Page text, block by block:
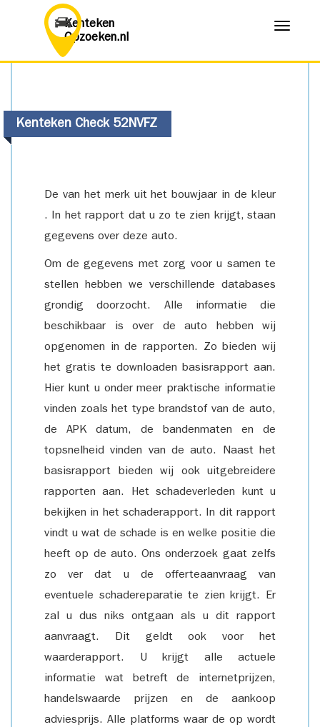
Kenteken
Opzoeken.nl
Menu
Kenteken Check 52NVFZ
De van het merk uit het bouwjaar in de kleur
. In het rapport dat u zo te zien krijgt, staan
gegevens over deze auto.
Om de gegevens met zorg voor u samen te
stellen hebben we verschillende databases
grondig doorzocht. Alle informatie die
beschikbaar is over de auto hebben wij
opgenomen in de rapporten. Zo bieden wij
het gratis te downloaden basisrapport aan.
Hier kunt u onder meer praktische informatie
vinden zoals het type brandstof van de auto,
de APK datum, de bandenmaten en de
topsnelheid vinden van de auto. Naast het
basisrapport bieden wij ook uitgebreidere
rapporten aan. Het schadeverleden kunt u
bekijken in het schaderapport. In dit rapport
vindt u wat de schade is en welke positie die
heeft op de auto. Ons onderzoek gaat zelfs
zo ver dat u de offerteaanvraag van
eventuele schadereparatie te zien krijgt. Er
zal u dus niks ontgaan als u dit rapport
aanvraagt. Dit geldt ook voor het
waarderapport. U krijgt alle actuele
informatie wat betreft de internetprijzen,
handelswaarde prijzen en de aankoop
adviesprijs. Alle platforms waar de op wordt